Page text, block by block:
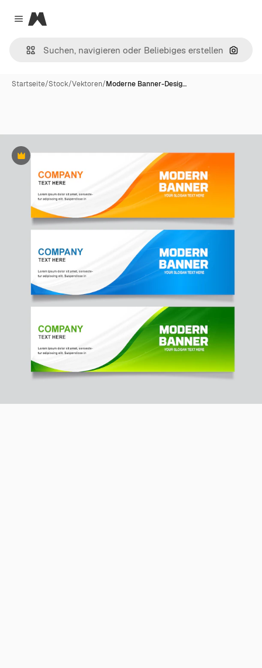
Close menu
Magnific
Nach
Startseite/Stock/Vektoren/Moderne Banner-Desig…
Premium